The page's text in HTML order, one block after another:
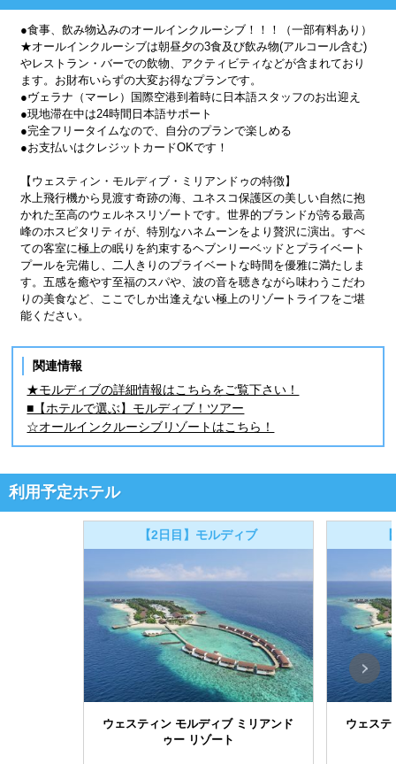
●食事、飲み物込みのオールインクルーシブ！！！（一部有料あり）
★オールインクルーシブは朝昼夕の3食及び飲み物(アルコール含む)
やレストラン・バーでの飲物、アクティビティなどが含まれており
ます。お財布いらずの大変お得なプランです。
●ヴェラナ（マーレ）国際空港到着時に日本語スタッフのお出迎え
●現地滞在中は24時間日本語サポート
●完全フリータイムなので、自分のプランで楽しめる
●お支払いはクレジットカードOKです！
【ウェスティン・モルディブ・ミリアンドゥの特徴】
水上飛行機から見渡す奇跡の海、ユネスコ保護区の美しい自然に抱
かれた至高のウェルネスリゾートです。世界的ブランドが誇る最高
峰のホスピタリティが、特別なハネムーンをより贅沢に演出。すべ
ての客室に極上の眠りを約束するヘブンリーベッドとプライベート
プールを完備し、二人きりのプライベートな時間を優雅に満たしま
す。五感を癒やす至福のスパや、波の音を聴きながら味わうこだわ
りの美食など、ここでしか出逢えない極上のリゾートライフをご堪
能ください。
関連情報
★モルディブの詳細情報はこちらをご覧下さい！
■【ホテルで選ぶ】モルディブ！ツアー
☆オールインクルーシブリゾートはこちら！
利用予定ホテル
【2日目】モルディブ
ウェスティン モルディブ ミリアンド
ゥー リゾート
ウェステ